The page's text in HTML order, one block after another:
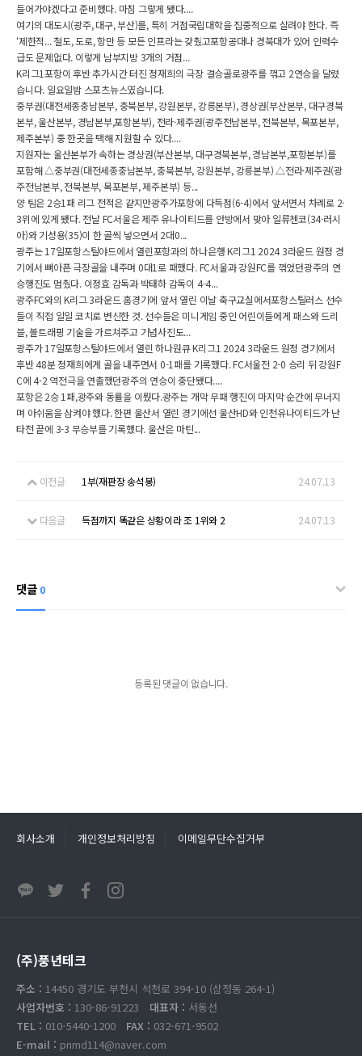
들어가야겠다고 준비했다. 마침 그렇게 됐다....
여기의 대도시(광주, 대구, 부산)를, 특히 거점국립대학을 집중적으로 살려야 한다. 즉
‘제한적... 철도, 도로, 항만 등 모든 인프라는 갖췄고포항공대나 경북대가 있어 인력수
급도 문제없다. 이렇게 남부지방 3개의 거점...
K리그1포항이 후반 추가시간 터진 정재희의 극장 결승골로광주를 꺾고 2연승을 달렸
습니다. 일요일밤 스포츠뉴스였습니다.
중부권(대전세종충남본부, 충북본부, 강원본부, 강릉본부), 경상권(부산본부, 대구경북
본부, 울산본부, 경남본부,포항본부), 전라·제주권(광주전남본부, 전북본부, 목포본부,
제주본부) 중 한곳을 택해 지원할 수 있다....
지원자는 울산본부가 속하는 경상권(부산본부, 대구경북본부, 경남본부,포항본부)를
포함해 △중부권(대전세종충남본부, 충북본부, 강원본부, 강릉본부) △전라·제주권(광
주전남본부, 전북본부, 목포본부, 제주본부) 등...
양 팀은 2승1패 리그 전적은 같지만광주가포항에 다득점(6-4)에서 앞서면서 차례로 2·
3위에 있게 됐다. 전날 FC서울은 제주 유나이티드를 안방에서 맞아 일류첸코(34·러시
아)와 기성용(35)이 한 골씩 넣으면서 2대0...
광주는 17일포항스틸야드에서 열린포항과의 하나은행 K리그1 2024 3라운드 원정 경
기에서 뼈아픈 극장골을 내주며 0대1로 패했다. FC서울과 강원FC를 꺾었던광주의 연
승행진도 멈췄다. 이정효 감독과 박태하 감독이 4-4...
광주FC와의 K리그 3라운드 홈경기에 앞서 열린 이날 축구교실에서포항스틸러스 선수
들이 직접 일일 코치로 변신한 것. 선수들은 미니게임 중인 어린이들에게 패스와 드리
블, 볼트래핑 기술을 가르쳐주고 기념사진도...
광주가 17일포항스틸야드에서 열린 하나원큐 K리그1 2024 3라운드 원정 경기에서
후반 48분 정재희에게 골을 내주면서 0-1패를 기록했다. FC서울전 2-0 승리 뒤 강원F
C에 4-2 역전극을 연출했던광주의 연승이 중단됐다....
포항은 2승 1패,광주와 동률을 이뤘다.광주는 개막 무패 행진이 마지막 순간에 무너지
며 아쉬움을 삼켜야 했다. 한편 울산서 열린 경기에선 울산HD와 인천유나이티드가 난
타전 끝에 3-3 무승부를 기록했다. 울산은 마틴...
이전글 1부(재판장 송석봉) 24.07.13
다음글 득점까지 똑같은 상황이라 조 1위와 2 24.07.13
댓글 0
등록된 댓글이 없습니다.
회사소개 개인정보처리방침 이메일무단수집거부
(주)풍년테크
주소 : 14450 경기도 부천시 석천로 394-10 (삼정동 264-1)
사업자번호 : 130-86-91223 대표자 : 서동선
TEL : 010-5440-1200 FAX : 032-671-9502
E-mail : pnmd114@naver.com